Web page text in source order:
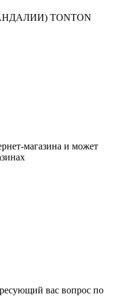
TONTON
магазина и может
вас вопрос по